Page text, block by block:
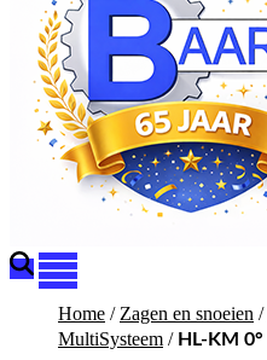
Home / Zagen en snoeien /
MultiSysteem / HL-KM 0°